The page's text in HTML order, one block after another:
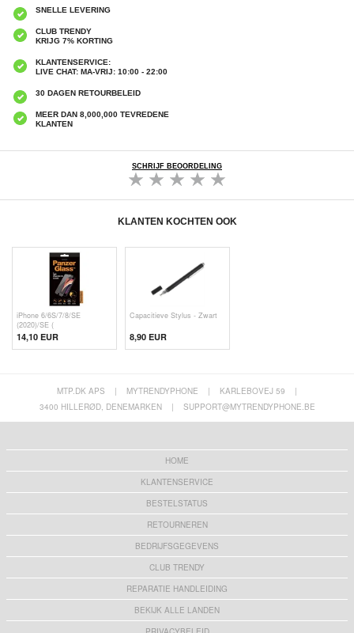
SNELLE LEVERING
CLUB TRENDY
KRIJG 7% KORTING
KLANTENSERVICE:
LIVE CHAT: MA-VRIJ: 10:00 - 22:00
30 DAGEN RETOURBELEID
MEER DAN 8,000,000 TEVREDENE
KLANTEN
SCHRIJF BEOORDELING
KLANTEN KOCHTEN OOK
iPhone 6/6S/7/8/SE
(2020)/SE (
14,10 EUR
Capacitieve Stylus - Zwart
8,90 EUR
MTP.DK APS | MYTRENDYPHONE | KARLEBOVEJ 59
|
3400 HILLERØD, DENEMARKEN
| SUPPORT@MYTRENDYPHONE.BE
HOME
KLANTENSERVICE
BESTELSTATUS
RETOURNEREN
BEDRIJFSGEGEVENS
CLUB TRENDY
REPARATIE HANDLEIDING
BEKIJK ALLE LANDEN